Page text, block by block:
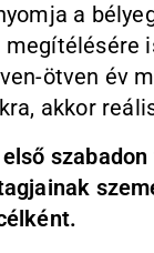
a
ötven év
akkor